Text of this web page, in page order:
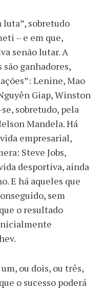
luta”, sobretudo
– e em que,
senão lutar. A
ganhadores,
Lenine, Mao
Giap, Winston
sobretudo, pela
Mandela. Há
empresarial,
Steve Jobs,
desportiva, ainda
E há aqueles que
sem
o resultado
ou dois, ou três,
o sucesso poderá